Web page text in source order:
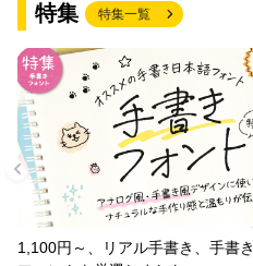
特集 特集一覧
1,100円～、リアル手書き、手書